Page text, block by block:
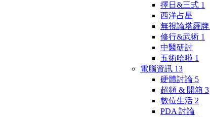
擇日&三式 1
西洋占星
無視論塔羅牌
修行&武術 1
中醫研討
五術哈啦 1
電腦資訊 13
硬體討論 5
超頻 & 開箱 3
數位生活 2
PDA 討論